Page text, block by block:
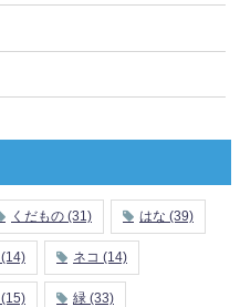
くだもの (31) はな (39)
(14) ネコ (14)
(15) 緑 (33)